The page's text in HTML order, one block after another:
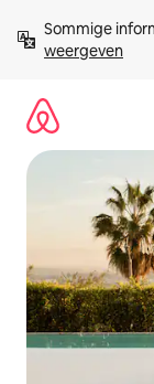
direct
naar
Sommige
weergeven